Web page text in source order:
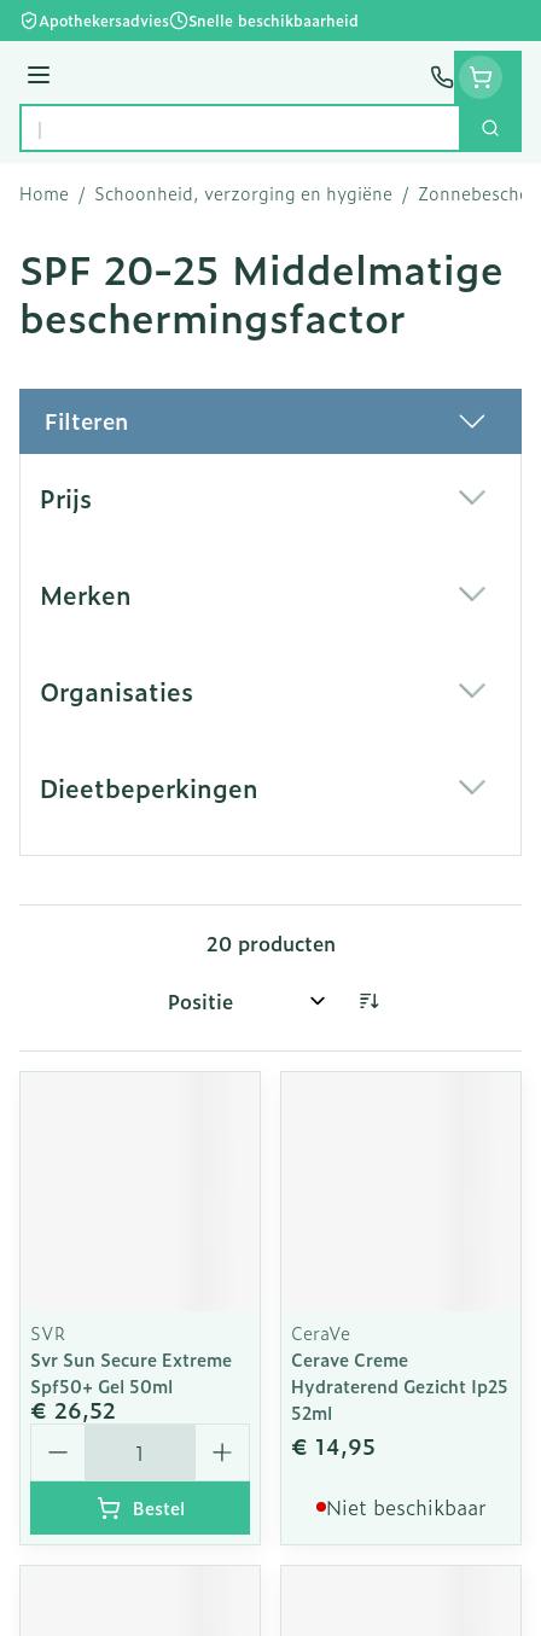
Ga naar de inhoud
Apothekersadvies Snelle beschikbaarheid
Menu
Product, merk, categorie...
Zoek
Home / Schoonheid, verzorging en hygiëne /
SPF 20-25 Middelmatige
beschermingsfactor
Filteren
Prijs
Merken
Organisaties
Dieetbeperkingen
20producten
Sorteer op:
SVR
Svr Sun Secure Extreme
Spf50+ Gel 50ml
€ 26,52
Aantal
Bestel
CeraVe
Cerave Creme
Hydraterend Gezicht Ip25
52ml
€ 14,95
Niet beschikbaar